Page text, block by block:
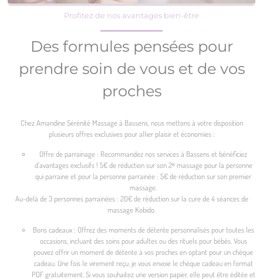
Profitez de nos avantages bien-être
Des formules pensées pour
prendre soin de vous et de vos
proches
Chez Amandine Sérénité Massage à Bassens, nous mettons à votre disposition
plusieurs offres exclusives pour allier plaisir et économies :
Offre de parrainage : Recommandez nos services à Bassens et bénéficiez
d’avantages exclusifs ! 5€ de réduction sur son 2ᵉ massage pour la personne
qui parraine et pour la personne parrainée : 5€ de réduction sur son premier
massage.
Au-delà de 3 personnes parrainées : 20€ de réduction sur la cure de 4 séances de
massage Kobido.
Bons cadeaux : Offrez des moments de détente personnalisés pour toutes les
occasions, incluant des soins pour adultes ou des rituels pour bébés. Vous
pouvez offrir un moment de détente à vos proches en optant pour un chèque
cadeau. Une fois le virement reçu, je vous envoie le chèque cadeau en format
PDF gratuitement. Si vous souhaitez une version papier, elle peut être éditée et